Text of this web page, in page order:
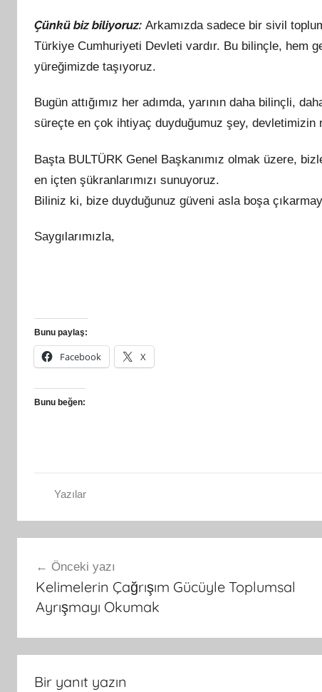
Çünkü biz biliyoruz: Arkamızda sadece bir sivil
Türkiye Cumhuriyeti Devleti vardır. Bu bilinçle, hem
yüreğimizde taşıyoruz.
Bugün attığımız her adımda, yarının daha bilinçli,
süreçte en çok ihtiyaç duyduğumuz şey, devletimizin
Başta BULTÜRK Genel Başkanımız olmak üzere,
en içten şükranlarımızı sunuyoruz.
Biliniz ki, bize duyduğunuz güveni asla boşa
Saygılarımızla,
Bunu paylaş:
Facebook X
Bunu beğen:
Yazılar
gezinmesi
Önceki yazı
Kelimelerin Çağrışım Gücüyle Toplumsal
Ayrışmayı Okumak
Bir yanıt yazın